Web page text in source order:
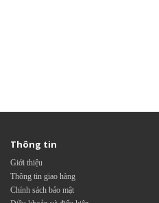
Thông tin
Giới thiệu
Thông tin giao hàng
Chính sách bảo mật